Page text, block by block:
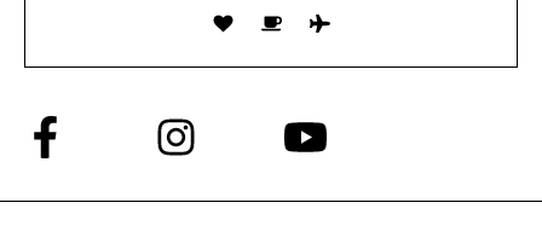
Folge
uns
auf
Folge
uns
auf
Folge
auf